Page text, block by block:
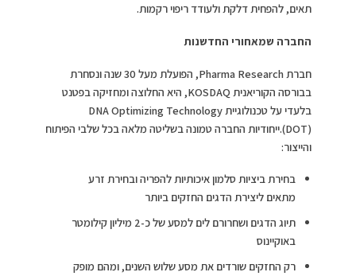
תאים, להפחית דלקת ולעודד ריפוי רקמות.
החברה שמאחורי החדשנות
חברת Pharma Research, הפועלת מעל 30 שנה ונסחרת
בבורסה הקוריאנית KOSDAQ, היא החלוצה ומחזיקה בפטנט
בלעדי על טכנולוגיית DNA Optimizing Technology
(DOT).ייחודיות החברה טמונה בשליטה מלאה בכל שלבי הפיתוח
והייצור:
בחירת ביציות סלמון איכותיות להפריה ובחירת זרע
מתאים ליצירת הדגים החזקים ביותר
תיוג הדגים ושחרורם לים למסע של כ-2 מיליון קילומטר
באוקיינוס
רק החזקים שורדים את מסע שלוש השנים, ומהם מופק